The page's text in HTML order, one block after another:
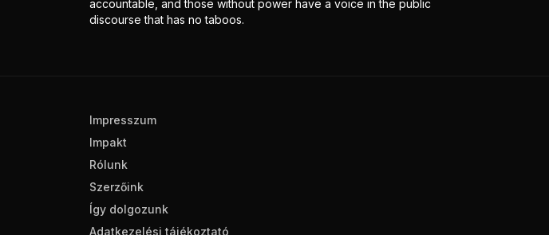
accountable, and those without power have a voice in the public
discourse that has no taboos.
Impresszum
Impakt
Rólunk
Szerzőink
Így dolgozunk
Adatkezelési tájékoztató